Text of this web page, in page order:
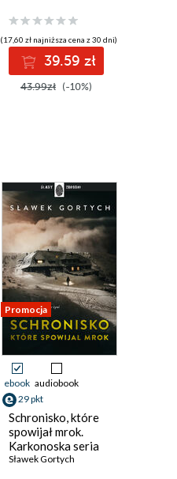
(17,60 zł najniższa cena z 30 dni)
39.59 zł
43.99zł (-10%)
Promocja
ebook audiobook
29 pkt
Schronisko, które
spowijał mrok.
Karkonoska seria
kryminalna. Tom 3
Sławek Gortych